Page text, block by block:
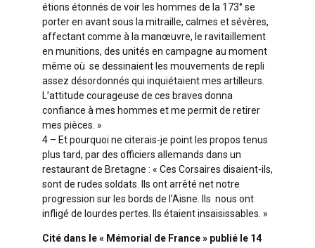
étions étonnés de voir les hommes de la 173° se
porter en avant sous la mitraille, calmes et sévères,
affectant comme à la manœuvre, le ravitaillement
en munitions, des unités en campagne au moment
même où se dessinaient les mouvements de repli
assez désordonnés qui inquiétaient mes artilleurs.
L’attitude courageuse de ces braves donna
confiance à mes hommes et me permit de retirer
mes pièces. »
4 – Et pourquoi ne citerais-je point les propos tenus
plus tard, par des officiers allemands dans un
restaurant de Bretagne : « Ces Corsaires disaient-ils,
sont de rudes soldats. Ils ont arrêté net notre
progression sur les bords de l’Aisne. Ils nous ont
infligé de lourdes pertes. Ils étaient insaisissables. »
Cité dans le « Mémorial de France » publié le 14